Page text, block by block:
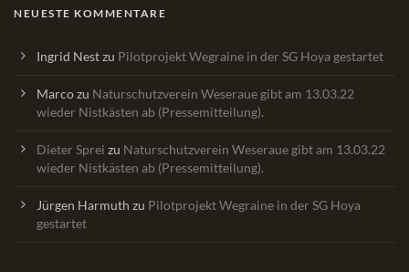
NEUESTE KOMMENTARE
Ingrid Nestzu Pilotprojekt Wegraine in der SG Hoya gestartet
Marcozu Naturschutzverein Weseraue gibt am 13.03.22
wieder Nistkästen ab (Pressemitteilung).
Dieter Sprei zu Naturschutzverein Weseraue gibt am 13.03.22
wieder Nistkästen ab (Pressemitteilung).
Jürgen Harmuth zu Pilotprojekt Wegraine in der SG Hoya
gestartet